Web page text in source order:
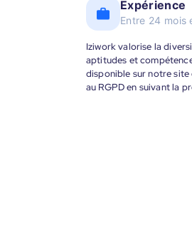
Expérience
Entre 24 mois
Iziwork valorise la
aptitudes et
disponible sur notre
au RGPD en suivant la